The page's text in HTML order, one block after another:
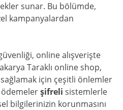
sunar. Bu bölümde,
kampanyalardan
online alışverişte
Taraklı online shop,
sağlamak için çeşitli önlemler
şifreli sistemlerle
bilgilerinizin korunmasını